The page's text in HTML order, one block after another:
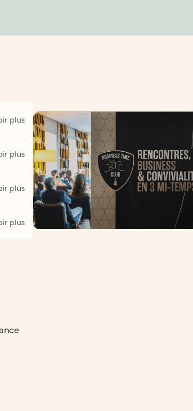
plus
plus
plus
plus